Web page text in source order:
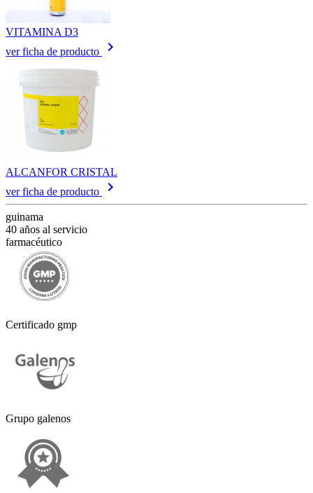
VITAMINA D3
ver ficha de producto
keyboard_arrow_right
ALCANFOR CRISTAL
ver ficha de producto
keyboard_arrow_right
guinama
40 años al servicio
farmacéutico
Certificado gmp
Grupo galenos